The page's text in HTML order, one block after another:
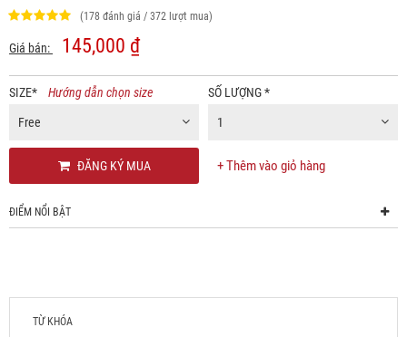
(178 đánh giá / 372 lượt mua)
Giá bán: 145,000 ₫
SIZE* Hướng dẫn chọn size
Free
SỐ LƯỢNG*
1
ĐĂNG KÝ MUA + Thêm vào giỏ hàng
ĐIỂM NỔI BẬT
TỪ KHÓA